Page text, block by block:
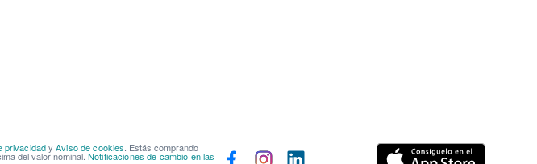
privacidadyAviso de cookies . Estás comprando
del valor nominal. Notificaciones de cambio en las